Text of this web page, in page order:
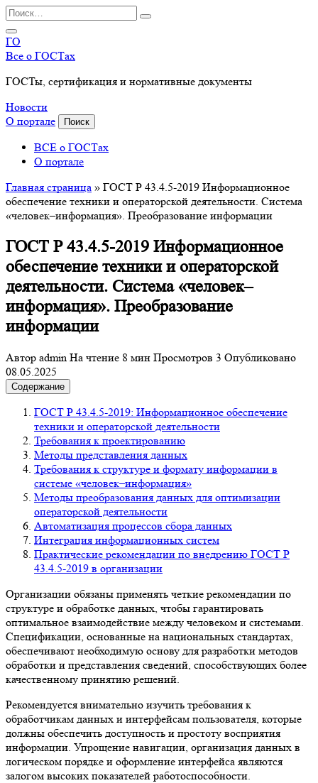
Перейти
к
содержанию
Search
for:
ГО
Все о ГОСТах
ГОСТы, сертификация и нормативные документы
Новости
О портале
Поиск
ВСЕ о ГОСТах
О портале
Главная страница » ГОСТ Р 43.4.5-2019 Информационное
обеспечение техники и операторской деятельности. Система
«человек–информация». Преобразование информации
ГОСТ Р 43.4.5-2019 Информационное
обеспечение техники и операторской
деятельности. Система «человек–
информация». Преобразование
информации
Автор admin На чтение 8 мин Просмотров 3 Опубликовано
08.05.2025
Содержание
ГОСТ Р 43.4.5-2019: Информационное обеспечение
техники и операторской деятельности
Требования к проектированию
Методы представления данных
Требования к структуре и формату информации в
системе «человек–информация»
Методы преобразования данных для оптимизации
операторской деятельности
Автоматизация процессов сбора данных
Интеграция информационных систем
Практические рекомендации по внедрению ГОСТ Р
43.4.5-2019 в организации
Организации обязаны применять четкие рекомендации по
структуре и обработке данных, чтобы гарантировать
оптимальное взаимодействие между человеком и системами.
Спецификации, основанные на национальных стандартах,
обеспечивают необходимую основу для разработки методов
обработки и представления сведений, способствующих более
качественному принятию решений.
Рекомендуется внимательно изучить требования к
обработчикам данных и интерфейсам пользователя, которые
должны обеспечить доступность и простоту восприятия
информации. Упрощение навигации, организация данных в
логическом порядке и оформление интерфейса являются
залогом высоких показателей работоспособности.